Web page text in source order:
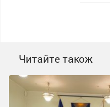
Читайте також